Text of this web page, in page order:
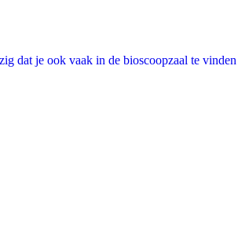
dat je ook vaak in de bioscoopzaal te